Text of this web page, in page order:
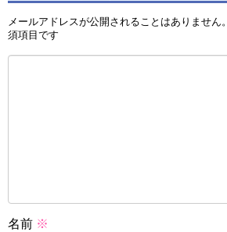
メールアドレスが公開されることはありません。
須項目です
名前 ※